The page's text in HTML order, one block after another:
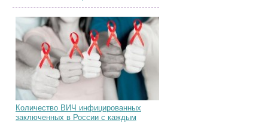
Количество ВИЧ инфицированных
заключенных в России с каждым